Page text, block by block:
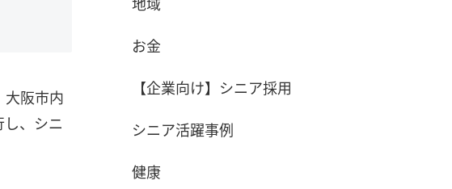
大阪市内
、シニ
お金
【企業向け】シニア採用
シニア活躍事例
健康